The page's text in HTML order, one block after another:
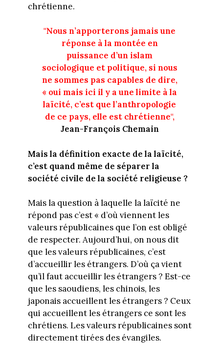
chrétienne.
"Nous n’apporterons jamais une
réponse à la montée en
puissance d’un islam
sociologique et politique, si nous
ne sommes pas capables de dire,
« oui mais ici il y a une limite à la
laïcité, c’est que l’anthropologie
de ce pays, elle est chrétienne",
Jean-François Chemain
Mais la définition exacte de la laïcité,
c’est quand même de séparer la
société civile de la société religieuse ?
Mais la question à laquelle la laïcité ne
répond pas c’est « d’où viennent les
valeurs républicaines que l’on est obligé
de respecter. Aujourd’hui, on nous dit
que les valeurs républicaines, c’est
d’accueillir les étrangers. D’où ça vient
qu’il faut accueillir les étrangers ? Est-ce
que les saoudiens, les chinois, les
japonais accueillent les étrangers ? Ceux
qui accueillent les étrangers ce sont les
chrétiens. Les valeurs républicaines sont
directement tirées des évangiles.